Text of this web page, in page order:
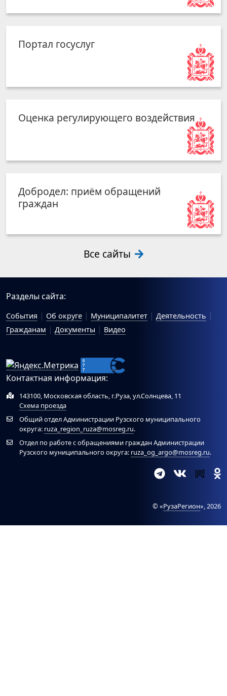
Портал госуслуг
Оценка регулирующего воздействия
Добродел: приём обращений
граждан
Все сайты
Разделы сайта:
События Об округе Муниципалитет
Деятельность
Гражданам
Документы Видео
Контактная информация:
143100, Московская область, г.Руза, ул.Солнцева, 11
Схема проезда
Общий отдел Администрации Рузского муниципального
округа: ruza_region_ruza@mosreg.ru.
Отдел по работе с обращениями граждан Администрации
Рузского муниципального округа: ruza_og_argo@mosreg.ru.
© «РузаРегион», 2026